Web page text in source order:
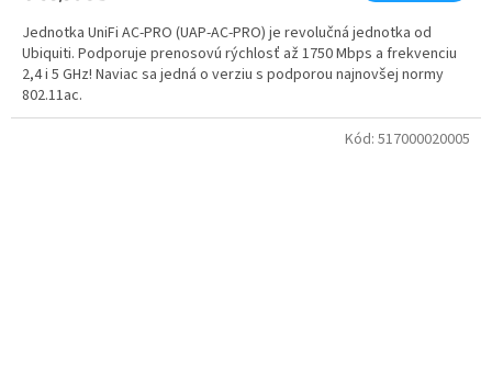
Jednotka UniFi AC-PRO (UAP-AC-PRO) je revolučná jednotka od
Ubiquiti. Podporuje prenosovú rýchlosť až 1750 Mbps a frekvenciu
2,4 i 5 GHz! Naviac sa jedná o verziu s podporou najnovšej normy
802.11ac.
Kód: 517000020005